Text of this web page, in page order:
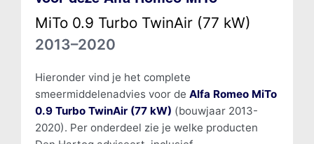
MiTo 0.9 Turbo TwinAir (77 kW)
2013–2020
Hieronder vind je het complete
smeermiddelenadvies voor de Alfa Romeo MiTo
0.9 Turbo TwinAir (77 kW) (bouwjaar 2013-
2020). Per onderdeel zie je welke producten